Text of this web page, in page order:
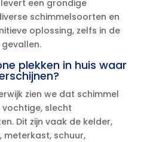
een grondige
schimmelsoorten en
oplossing, zelfs in de
plekken in huis waar
zien we dat schimmel
slecht
Dit zijn vaak de kelder,
meterkast, schuur,